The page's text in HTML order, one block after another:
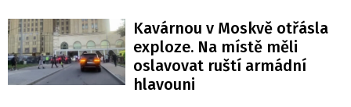
Kavárnou v Moskvě otřásla
exploze. Na místě měli
oslavovat ruští armádní
hlavouni